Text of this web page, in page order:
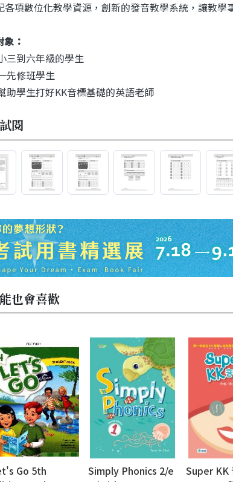
各項數位化教學資源，創新的發音教學系統，讓教學
：
三到六年級的學生
先修班學生
助學生打好KK音標基礎的英語老師
閱
也會喜歡
Go 5th
Simply Phonics 2/e
Super KK